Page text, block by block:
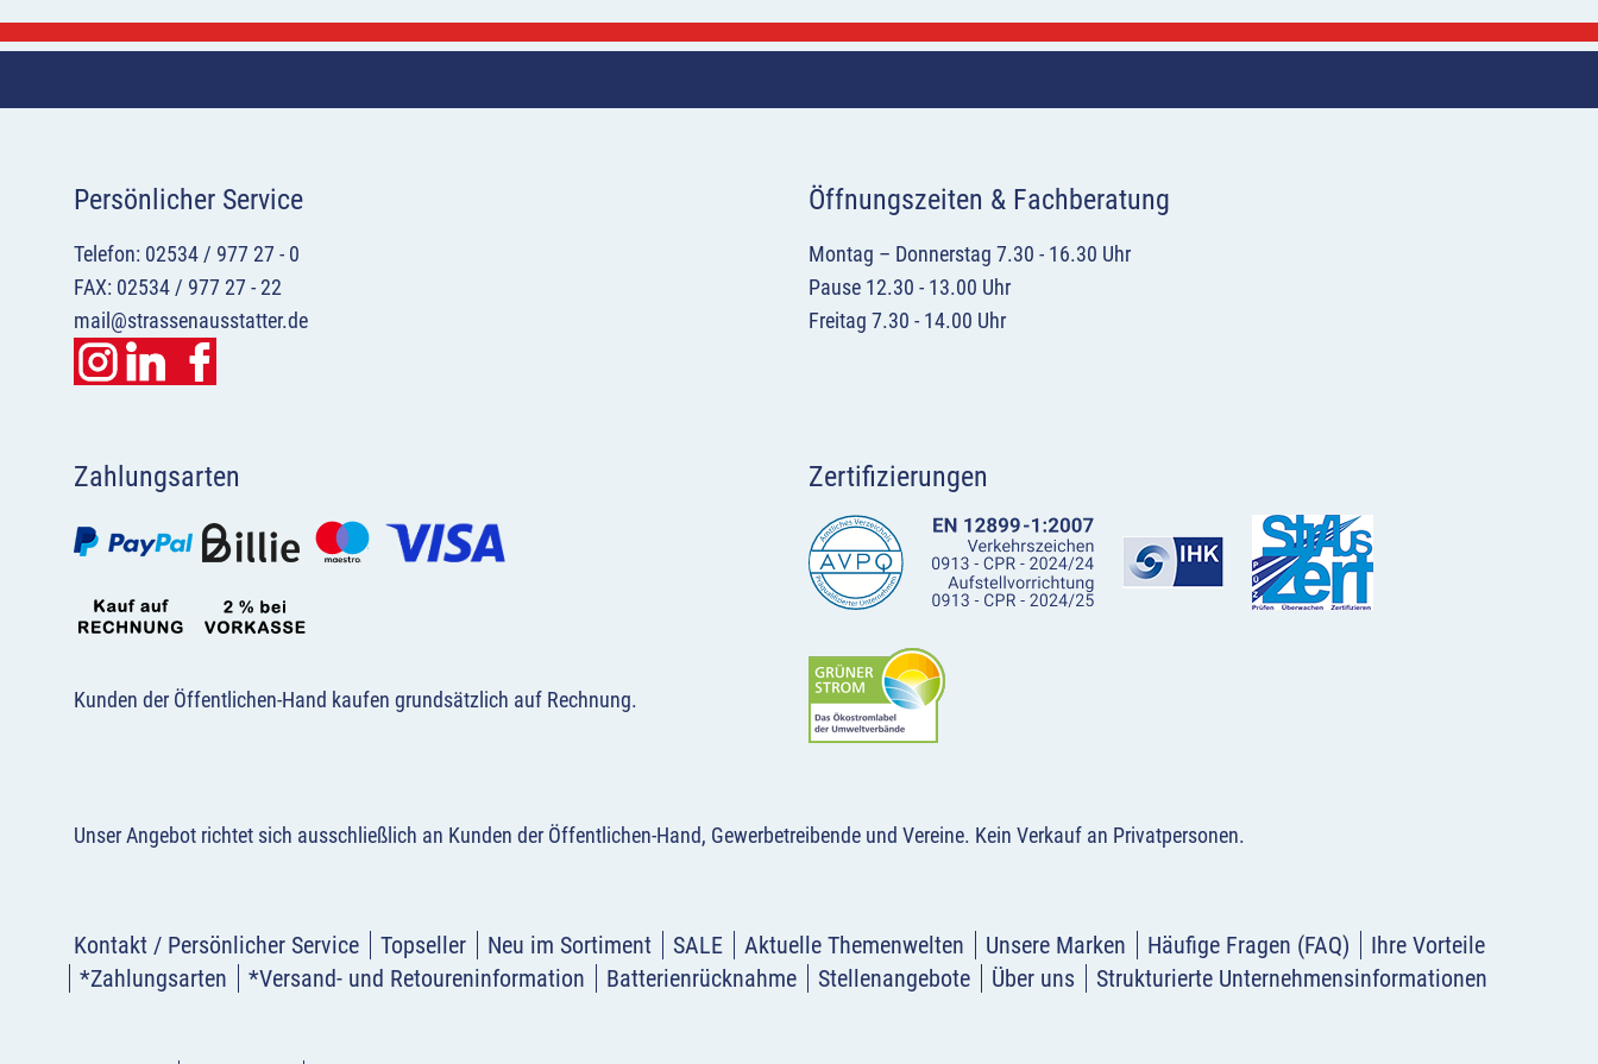
Persönlicher Service
Telefon: 02534 / 977 27 - 0
FAX: 02534 / 977 27 - 22
mail@strassenausstatter.de
Öffnungszeiten & Fachberatung
Montag – Donnerstag 7.30 - 16.30 Uhr
Pause 12.30 - 13.00 Uhr
Freitag 7.30 - 14.00 Uhr
Zahlungsarten
Kunden der Öffentlichen-Hand kaufen grundsätzlich auf Rechnung.
Zertifizierungen
Unser Angebot richtet sich ausschließlich an Kunden der Öffentlichen-Hand, Gewerbetreibende und Vereine. Kein Verkauf an Privatpersonen.
Kontakt / Persönlicher Service Topseller Neu im Sortiment SALE Aktuelle Themenwelten Unsere Marken Häufige Fragen (FAQ)
Ihre Vorteile
*Zahlungsarten
*Versand- und Retoureninformation Batterienrücknahme Stellenangebote Über uns Strukturierte Unternehmensinformationen